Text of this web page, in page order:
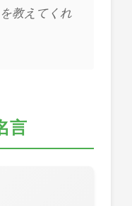
教えてくれ
言